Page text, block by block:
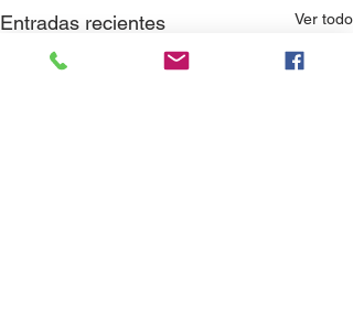
Entradas recientes Ver todo